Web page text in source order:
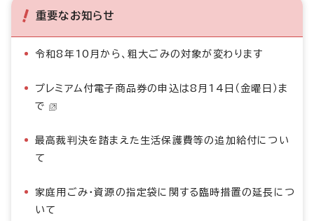
重要なお知らせ
令和8年10月から、粗大ごみの対象が変わります
プレミアム付電子商品券の申込は8月14日（金曜日）ま
で
最高裁判決を踏まえた生活保護費等の追加給付につい
て
家庭用ごみ・資源の指定袋に関する臨時措置の延長につ
いて